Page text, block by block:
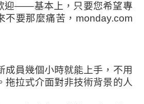
迎——基本上，只要您希望專
不要那麼痛苦，monday.com
成員幾個小時就能上手，不用
拖拉式介面對非技術背景的人